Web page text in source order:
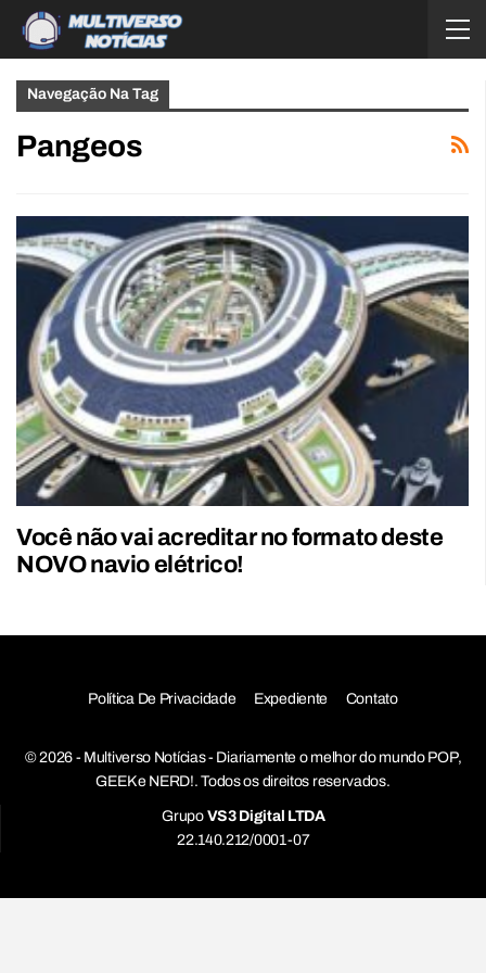
Navegação Na Tag
Pangeos
Você não vai acreditar no formato deste
NOVO navio elétrico!
Política De Privacidade Expediente Contato
© 2026 - Multiverso Notícias - Diariamente o melhor do mundo POP,
GEEK e NERD!. Todos os direitos reservados.
Grupo VS3 Digital LTDA
22.140.212/0001-07